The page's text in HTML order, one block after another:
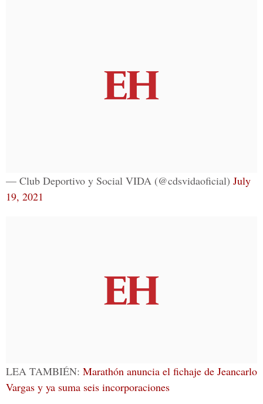
— Club Deportivo y Social VIDA (@cdsvidaoficial) July
19, 2021
LEA TAMBIÉN: Marathón anuncia el fichaje de Jeancarlo
Vargas y ya suma seis incorporaciones